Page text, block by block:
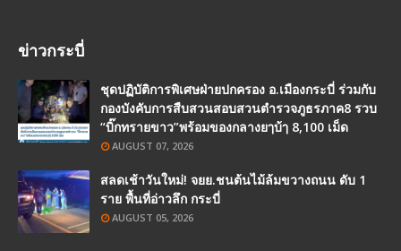
ข่าวกระบี่
ชุดปฏิบัติการพิเศษฝ่ายปกครอง อ.เมืองกระบี่ ร่วมกับ
กองบังคับการสืบสวนสอบสวนตำรวจภูธรภาค8 รวบ
“บิ๊กทรายขาว”พร้อมของกลางยๅบ้ๅ 8,100 เม็ด
AUGUST 07, 2026
สลดเช้าวันใหม่! จยย.ชนต้นไม้ล้มขวางถนน ดับ 1
ราย พื้นที่อ่าวลึก กระบี่
AUGUST 05, 2026